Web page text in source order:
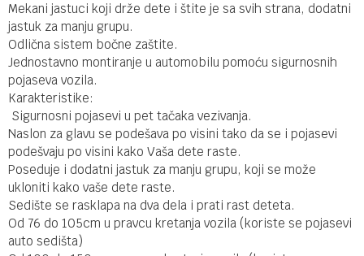
Mekani jastuci koji drže dete i štite je sa svih strana, dodatni
jastuk za manju grupu.
Odlična sistem bočne zaštite.
Jednostavno montiranje u automobilu pomoću sigurnosnih
pojaseva vozila.
Karakteristike:
Sigurnosni pojasevi u pet tačaka vezivanja.
Naslon za glavu se podešava po visini tako da se i pojasevi
podešvaju po visini kako Vaša dete raste.
Poseduje i dodatni jastuk za manju grupu, koji se može
ukloniti kako vaše dete raste.
Sedište se rasklapa na dva dela i prati rast deteta.
Od 76 do 105cm u pravcu kretanja vozila (koriste se pojasevi
auto sedišta)